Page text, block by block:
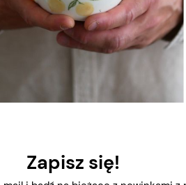
Zapisz się!